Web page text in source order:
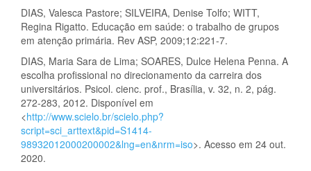
DIAS, Valesca Pastore; SILVEIRA, Denise Tolfo; WITT,
Regina Rigatto. Educação em saúde: o trabalho de grupos
em atenção primária. Rev ASP, 2009;12:221-7.
DIAS, Maria Sara de Lima; SOARES, Dulce Helena Penna. A
escolha profissional no direcionamento da carreira dos
universitários. Psicol. cienc. prof., Brasília, v. 32, n. 2, pág.
272-283, 2012. Disponível em
<http://www.scielo.br/scielo.php?
script=sci_arttext&pid=S1414-
98932012000200002&lng=en&nrm=iso>. Acesso em 24 out.
2020.